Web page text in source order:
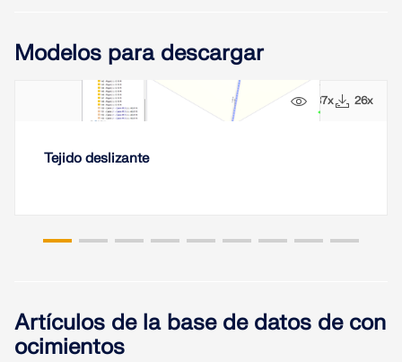
Modelos para descargar
137x 26x
Tejido deslizante
Artículos de la base de datos de con
ocimientos